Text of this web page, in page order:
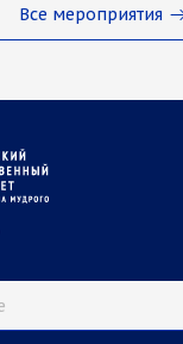
Все мероприятия